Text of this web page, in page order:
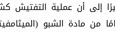
من مادة الشبو